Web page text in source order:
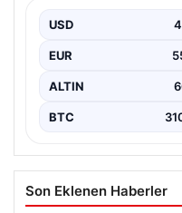
kadının hayatını
USD
EUR
ALTIN
BTC
Son Eklenen Haberler